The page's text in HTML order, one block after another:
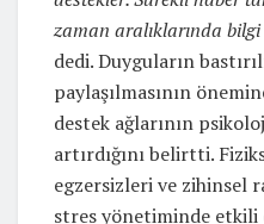
zaman aralıklarında
dedi. Duyguların
paylaşılmasının
destek ağlarının
artırdığını belirtti.
egzersizleri ve zihinsel
stres yönetiminde